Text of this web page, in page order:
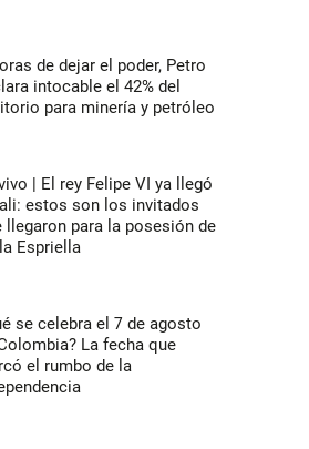
de dejar el poder, Petro
intocable el 42% del
para minería y petróleo
| El rey Felipe VI ya llegó
estos son los invitados
llegaron para la posesión de
Espriella
se celebra el 7 de agosto
La fecha que
el rumbo de la